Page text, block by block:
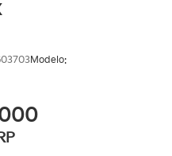
Modelo: